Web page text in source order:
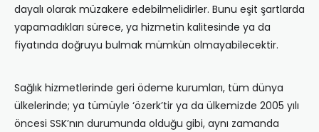
dayalı olarak müzakere edebilmelidirler. Bunu eşit şartlarda
yapamadıkları sürece, ya hizmetin kalitesinde ya da
fiyatında doğruyu bulmak mümkün olmayabilecektir.
Sağlık hizmetlerinde geri ödeme kurumları, tüm dünya
ülkelerinde; ya tümüyle ‘özerk’tir ya da ülkemizde 2005 yılı
öncesi SSK’nın durumunda olduğu gibi, aynı zamanda